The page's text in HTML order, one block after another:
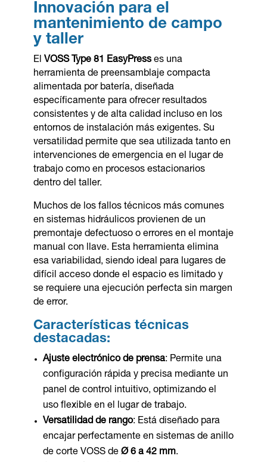
Innovación para el
mantenimiento de campo
y taller
El VOSS Type 81 EasyPress es una
herramienta de preensamblaje compacta
alimentada por batería, diseñada
específicamente para ofrecer resultados
consistentes y de alta calidad incluso en los
entornos de instalación más exigentes. Su
versatilidad permite que sea utilizada tanto en
intervenciones de emergencia en el lugar de
trabajo como en procesos estacionarios
dentro del taller.
Muchos de los fallos técnicos más comunes
en sistemas hidráulicos provienen de un
premontaje defectuoso o errores en el montaje
manual con llave. Esta herramienta elimina
esa variabilidad, siendo ideal para lugares de
difícil acceso donde el espacio es limitado y
se requiere una ejecución perfecta sin margen
de error.
Características técnicas
destacadas:
Ajuste electrónico de prensa: Permite una
configuración rápida y precisa mediante un
panel de control intuitivo, optimizando el
uso flexible en el lugar de trabajo.
Versatilidad de rango: Está diseñado para
encajar perfectamente en sistemas de anillo
de corte VOSS de Ø 6 a 42 mm.